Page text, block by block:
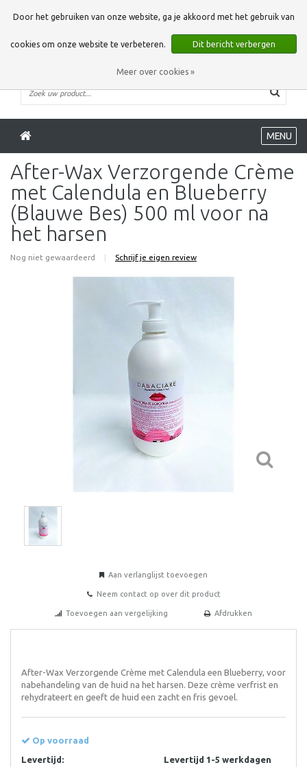
0 Artikelen
MENU
After-Wax Verzorgende Crème
met Calendula en Blueberry
(Blauwe Bes) 500 ml voor na
het harsen
Nog niet gewaardeerd Schrijf je eigen review
Aan verlanglijst toevoegen
Neem contact op over dit product
Toevoegen aan vergelijking Afdrukken
After-Wax Verzorgende Crème met Calendula een Blueberry, voor
nabehandeling van de huid na het harsen. Deze crème verfrist en
rehydrateert en geeft de huid een zacht en fris gevoel.
Op voorraad
Levertijd:
Levertijd 1-5 werkdagen
Door het gebruiken van onze website, ga je akkoord met het gebruik van
cookies om onze website te verbeteren. Dit bericht verbergen
Meer over cookies »